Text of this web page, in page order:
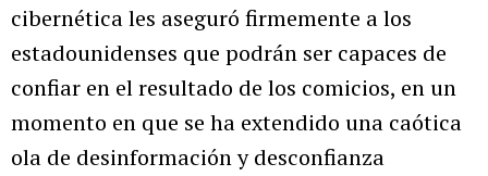
cibernética les aseguró firmemente a los
estadounidenses que podrán ser capaces de
confiar en el resultado de los comicios, en un
momento en que se ha extendido una caótica
ola de desinformación y desconfianza